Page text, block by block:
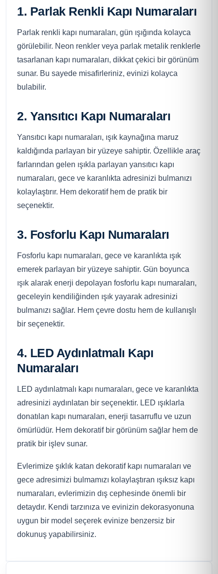
1. Parlak Renkli Kapı Numaraları
Parlak renkli kapı numaraları, gün ışığında kolayca
görülebilir. Neon renkler veya parlak metalik renklerle
tasarlanan kapı numaraları, dikkat çekici bir görünüm
sunar. Bu sayede misafirleriniz, evinizi kolayca
bulabilir.
2. Yansıtıcı Kapı Numaraları
Yansıtıcı kapı numaraları, ışık kaynağına maruz
kaldığında parlayan bir yüzeye sahiptir. Özellikle araç
farlarından gelen ışıkla parlayan yansıtıcı kapı
numaraları, gece ve karanlıkta adresinizi bulmanızı
kolaylaştırır. Hem dekoratif hem de pratik bir
seçenektir.
3. Fosforlu Kapı Numaraları
Fosforlu kapı numaraları, gece ve karanlıkta ışık
emerek parlayan bir yüzeye sahiptir. Gün boyunca
ışık alarak enerji depolayan fosforlu kapı numaraları,
geceleyin kendiliğinden ışık yayarak adresinizi
bulmanızı sağlar. Hem çevre dostu hem de kullanışlı
bir seçenektir.
4. LED Aydınlatmalı Kapı
Numaraları
LED aydınlatmalı kapı numaraları, gece ve karanlıkta
adresinizi aydınlatan bir seçenektir. LED ışıklarla
donatılan kapı numaraları, enerji tasarruflu ve uzun
ömürlüdür. Hem dekoratif bir görünüm sağlar hem de
pratik bir işlev sunar.
Evlerimize şıklık katan dekoratif kapı numaraları ve
gece adresimizi bulmamızı kolaylaştıran ışıksız kapı
numaraları, evlerimizin dış cephesinde önemli bir
detaydır. Kendi tarzınıza ve evinizin dekorasyonuna
uygun bir model seçerek evinize benzersiz bir
dokunuş yapabilirsiniz.